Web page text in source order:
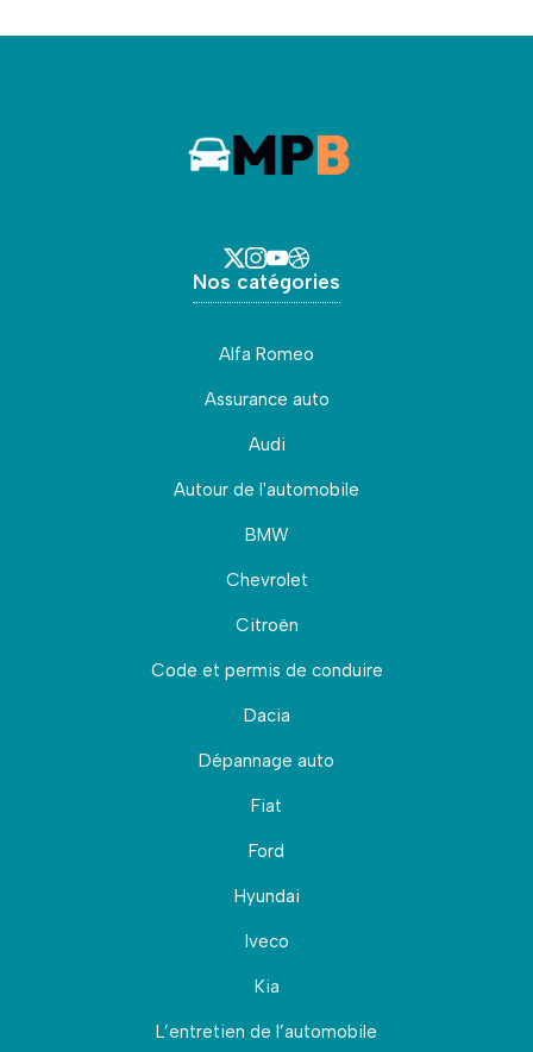
Nos catégories
Alfa Romeo
Assurance auto
Audi
Autour de l'automobile
BMW
Chevrolet
Citroën
Code et permis de conduire
Dacia
Dépannage auto
Fiat
Ford
Hyundai
Iveco
Kia
L’entretien de l’automobile